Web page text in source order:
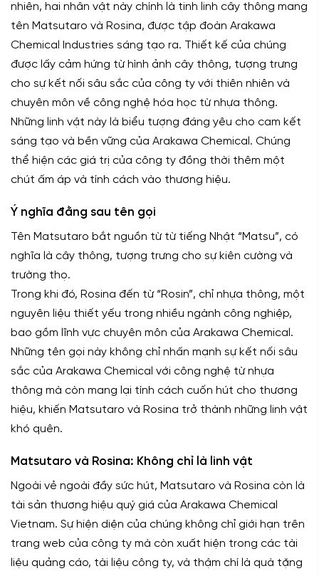
nhiên, hai nhân vật này chính là tinh linh cây thông mang
tên Matsutaro và Rosina, được tập đoàn Arakawa
Chemical Industries sáng tạo ra. Thiết kế của chúng
được lấy cảm hứng từ hình ảnh cây thông, tượng trưng
cho sự kết nối sâu sắc của công ty với thiên nhiên và
chuyên môn về công nghệ hóa học từ nhựa thông.
Những linh vật này là biểu tượng đáng yêu cho cam kết
sáng tạo và bền vững của Arakawa Chemical. Chúng
thể hiện các giá trị của công ty đồng thời thêm một
chút ấm áp và tính cách vào thương hiệu.
Ý nghĩa đằng sau tên gọi
Tên Matsutaro bắt nguồn từ từ tiếng Nhật “Matsu”, có
nghĩa là cây thông, tượng trưng cho sự kiên cường và
trường thọ.
Trong khi đó, Rosina đến từ “Rosin”, chỉ nhựa thông, một
nguyên liệu thiết yếu trong nhiều ngành công nghiệp,
bao gồm lĩnh vực chuyên môn của Arakawa Chemical.
Những tên gọi này không chỉ nhấn mạnh sự kết nối sâu
sắc của Arakawa Chemical với công nghệ từ nhựa
thông mà còn mang lại tính cách cuốn hút cho thương
hiệu, khiến Matsutaro và Rosina trở thành những linh vật
khó quên.
Matsutaro và Rosina: Không chỉ là linh vật
Ngoài vẻ ngoài đầy sức hút, Matsutaro và Rosina còn là
tài sản thương hiệu quý giá của Arakawa Chemical
Vietnam. Sự hiện diện của chúng không chỉ giới hạn trên
trang web của công ty mà còn xuất hiện trong các tài
liệu quảng cáo, tài liệu công ty, và thậm chí là quà tặng